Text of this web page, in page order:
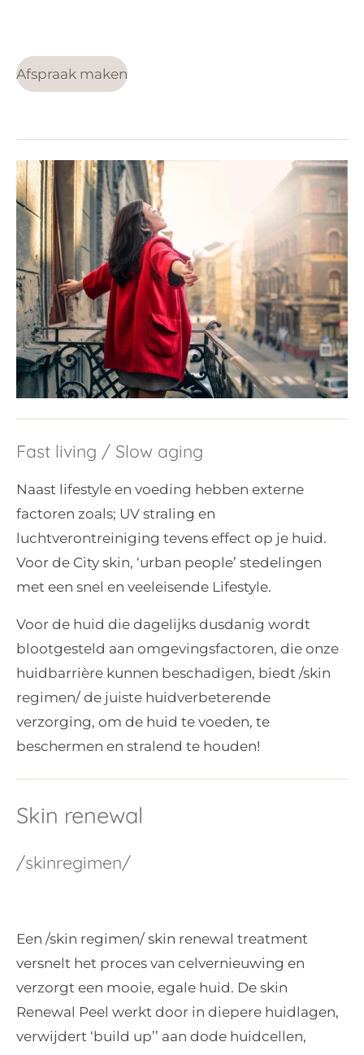
Afspraak maken
Fast living / Slow aging
Naast lifestyle en voeding hebben externe
factoren zoals; UV straling en
luchtverontreiniging tevens effect op je huid.
Voor de City skin, ‘urban people’ stedelingen
met een snel en veeleisende Lifestyle.
Voor de huid die dagelijks dusdanig wordt
blootgesteld aan omgevingsfactoren, die onze
huidbarrière kunnen beschadigen, biedt /skin
regimen/ de juiste huidverbeterende
verzorging, om de huid te voeden, te
beschermen en stralend te houden!
Skin renewal
/skinregimen/
Een /skin regimen/ skin renewal treatment
versnelt het proces van celvernieuwing en
verzorgt een mooie, egale huid. De skin
Renewal Peel werkt door in diepere huidlagen,
verwijdert ‘build up’’ aan dode huidcellen,